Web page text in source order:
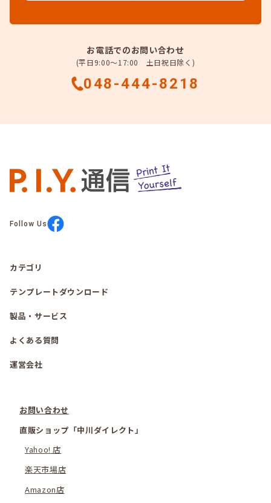
お電話でのお問い合わせ
(平日9:00～17:00 土日祝日除く)
048-444-8218
Follow Us
カテゴリ
テンプレートダウンロード
製品・サービス
よくある質問
運営会社
お問い合わせ
直販ショップ「中川ダイレクト」
Yahoo! 店
楽天市場店
Amazon店